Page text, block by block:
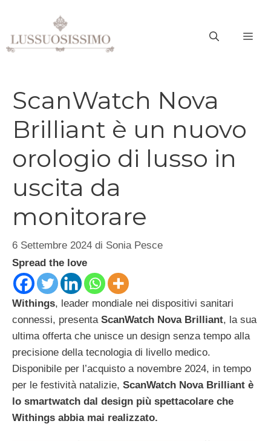
contenuto
ScanWatch Nova
Brilliant è un nuovo
orologio di lusso in
uscita da
monitorare
6 Settembre 2024 di Sonia Pesce
Spread the love
Withings, leader mondiale nei dispositivi sanitari
connessi, presenta ScanWatch Nova Brilliant, la sua
ultima offerta che unisce un design senza tempo alla
precisione della tecnologia di livello medico.
Disponibile per l’acquisto a novembre 2024, in tempo
per le festività natalizie, ScanWatch Nova Brilliant è
lo smartwatch dal design più spettacolare che
Withings abbia mai realizzato.